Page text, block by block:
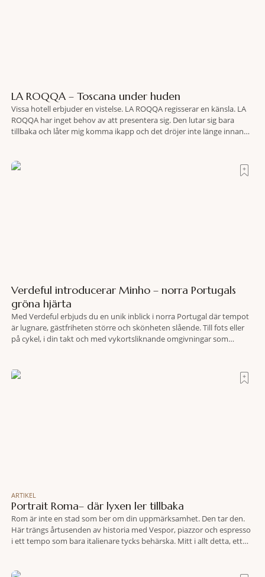
LA ROQQA – Toscana under huden
Vissa hotell erbjuder en vistelse. LA ROQQA regisserar en känsla. LA
ROQQA har inget behov av att presentera sig. Den lutar sig bara
tillbaka och låter mig komma ikapp och det dröjer inte länge innan
Verdeful introducerar Minho – norra Portugals
gröna hjärta
Med Verdeful erbjuds du en unik inblick i norra Portugal där tempot
är lugnare, gästfriheten större och skönheten slående. Till fots eller
på cykel, i din takt och med vykortsliknande omgivningar som
travel när det
ARTIKEL
Portrait Roma– där lyxen ler tillbaka
Rom är inte en stad som ber om din uppmärksamhet. Den tar den.
Här trängs årtusenden av historia med Vespor, piazzor och espresso
i ett tempo som bara italienare tycks behärska. Mitt i allt detta, ett